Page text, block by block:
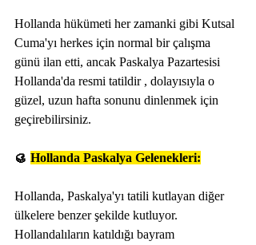
Hollanda hükümeti her zamanki gibi Kutsal
Cuma'yı herkes için normal bir çalışma
günü ilan etti, ancak Paskalya Pazartesisi
Hollanda'da resmi tatildir , dolayısıyla o
güzel, uzun hafta sonunu dinlenmek için
geçirebilirsiniz.
🥮 Hollanda Paskalya Gelenekleri:
Hollanda, Paskalya'yı tatili kutlayan diğer
ülkelere benzer şekilde kutluyor.
Hollandalıların katıldığı bayram